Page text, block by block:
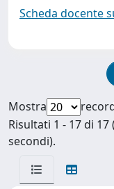
Scheda docente
Mostra
Risultati 1 - 17 di
secondi).